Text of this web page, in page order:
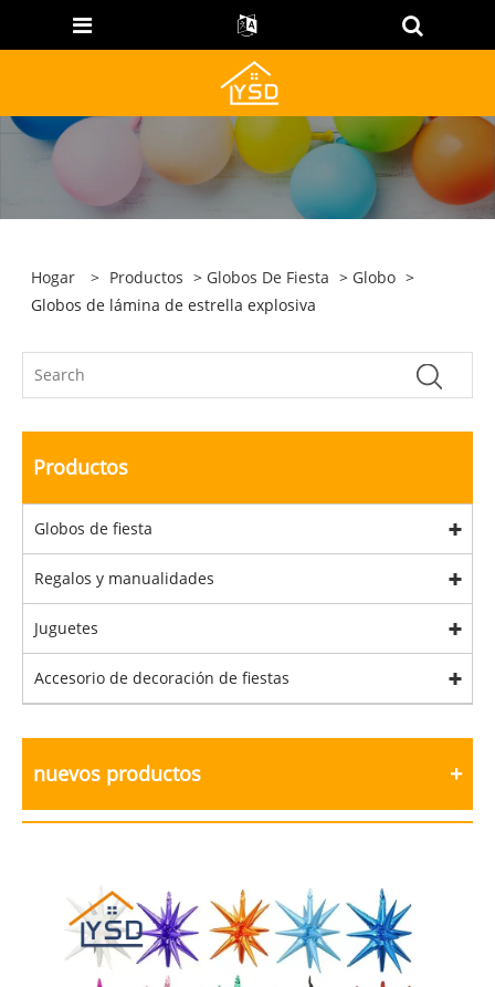
Hogar > Productos > Globos De Fiesta > Globo >
Globos de lámina de estrella explosiva
Productos
Globos de fiesta
Regalos y manualidades
Juguetes
Accesorio de decoración de fiestas
nuevos productos